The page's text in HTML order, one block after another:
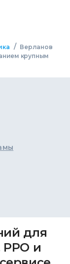
/ Верланов
крупным
для
РРО и